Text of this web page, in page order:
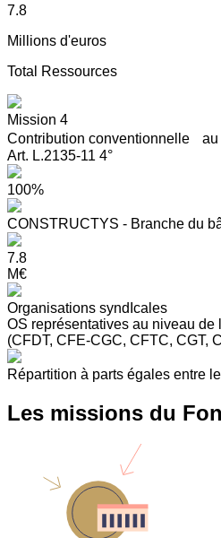
7.8
Millions d'euros
Total Ressources
Mission 4
Contribution conventionnelle au
Art. L.2135-11 4°
100%
CONSTRUCTYS - Branche du
7.8
M€
Organisations syndIcales
OS représentatives au niveau de
(CFDT, CFE-CGC, CFTC, CGT,
Répartition à parts égales entre
Les missions du